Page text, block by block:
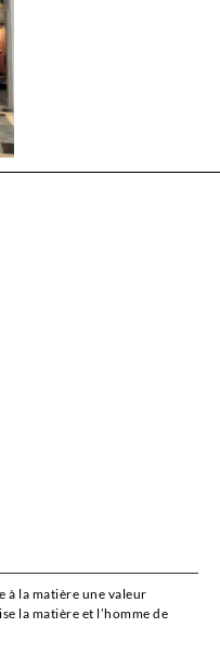
à la matière une valeur
la matière et l’homme de